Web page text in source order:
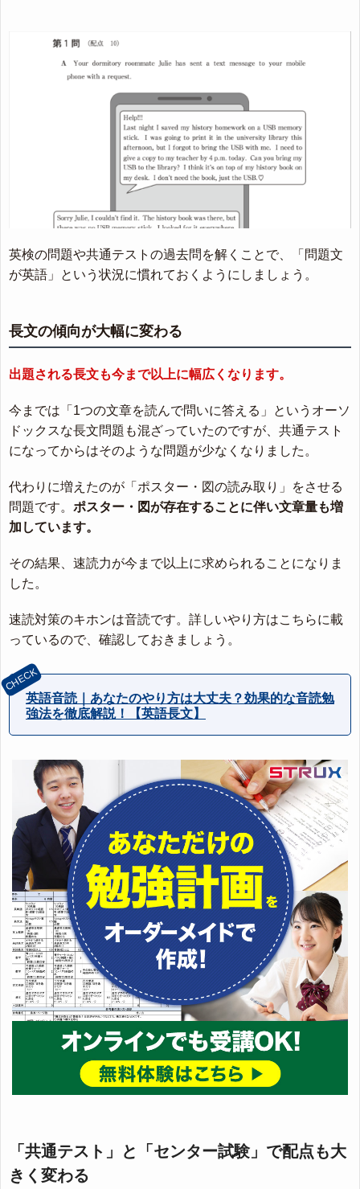
英検の問題や共通テストの過去問を解くことで、「問題文
が英語」という状況に慣れておくようにしましょう。
長文の傾向が大幅に変わる
出題される長文も今まで以上に幅広くなります。
今までは「1つの文章を読んで問いに答える」というオーソ
ドックスな長文問題も混ざっていたのですが、共通テスト
になってからはそのような問題が少なくなりました。
代わりに増えたのが「ポスター・図の読み取り」をさせる
問題です。 ポスター・図が存在することに伴い文章量も増
加しています。
その結果、速読力が今まで以上に求められることになりま
した。
速読対策のキホンは音読です。詳しいやり方はこちらに載
っているので、確認しておきましょう。
英語音読｜あなたのやり方は大丈夫？効果的な音読勉
強法を徹底解説！【英語長文】
「共通テスト」と「センター試験」で配点も大
きく変わる